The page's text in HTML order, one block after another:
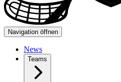
Navigation öffnen
News
Teams